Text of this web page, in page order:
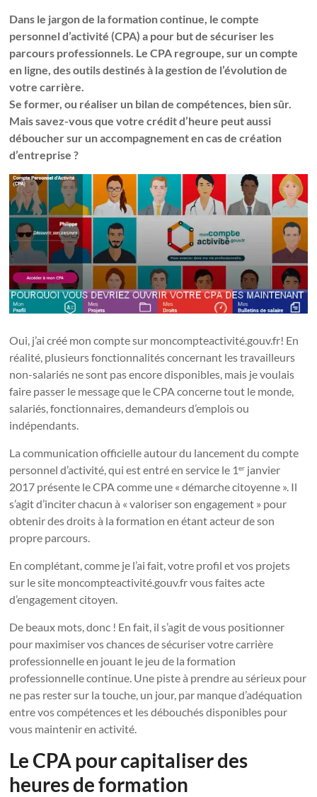
Dans le jargon de la formation continue, le compte
personnel d’activité (CPA) a pour but de sécuriser les
parcours professionnels. Le CPA regroupe, sur un compte
en ligne, des outils destinés à la gestion de l’évolution de
votre carrière.
Se former, ou réaliser un bilan de compétences, bien sûr.
Mais savez-vous que votre crédit d’heure peut aussi
déboucher sur un accompagnement en cas de création
d’entreprise ?
Oui, j’ai créé mon compte sur moncompteactivité.gouv.fr! En
réalité, plusieurs fonctionnalités concernant les travailleurs
non-salariés ne sont pas encore disponibles, mais je voulais
faire passer le message que le CPA concerne tout le monde,
salariés, fonctionnaires, demandeurs d’emplois ou
indépendants.
La communication officielle autour du lancement du compte
personnel d’activité, qui est entré en service le 1er janvier
2017 présente le CPA comme une « démarche citoyenne ». Il
s’agit d’inciter chacun à « valoriser son engagement » pour
obtenir des droits à la formation en étant acteur de son
propre parcours.
En complétant, comme je l’ai fait, votre profil et vos projets
sur le site moncompteactivité.gouv.fr vous faites acte
d’engagement citoyen.
De beaux mots, donc ! En fait, il s’agit de vous positionner
pour maximiser vos chances de sécuriser votre carrière
professionnelle en jouant le jeu de la formation
professionnelle continue. Une piste à prendre au sérieux pour
ne pas rester sur la touche, un jour, par manque d’adéquation
entre vos compétences et les débouchés disponibles pour
vous maintenir en activité.
Le CPA pour capitaliser des
heures de formation